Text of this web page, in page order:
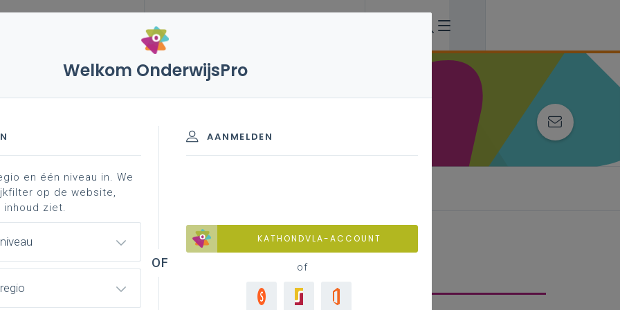
vakken en leerplannen 2de graad
- D-finaliteit
professionalisering
afgewerkte versie van het leerplan
Welkom OnderwijsPro
AANMELDEN
KATHONDVLA-ACCOUNT
of
en één niveau in. We
op de website,
ziet.